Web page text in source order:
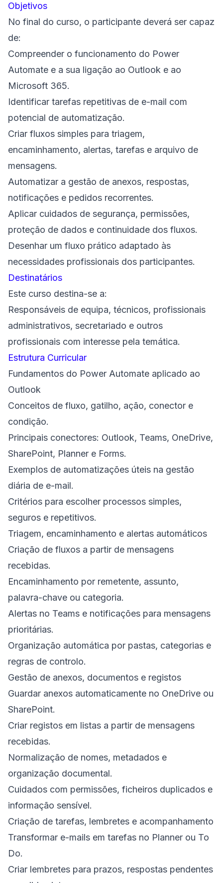
Objetivos
No final do curso, o participante deverá ser capaz
de:
Compreender o funcionamento do Power
Automate e a sua ligação ao Outlook e ao
Microsoft 365.
Identificar tarefas repetitivas de e-mail com
potencial de automatização.
Criar fluxos simples para triagem,
encaminhamento, alertas, tarefas e arquivo de
mensagens.
Automatizar a gestão de anexos, respostas,
notificações e pedidos recorrentes.
Aplicar cuidados de segurança, permissões,
proteção de dados e continuidade dos fluxos.
Desenhar um fluxo prático adaptado às
necessidades profissionais dos participantes.
Destinatários
Este curso destina-se a:
Responsáveis de equipa, técnicos, profissionais
administrativos, secretariado e outros
profissionais com interesse pela temática.
Estrutura Curricular
Fundamentos do Power Automate aplicado ao
Outlook
Conceitos de fluxo, gatilho, ação, conector e
condição.
Principais conectores: Outlook, Teams, OneDrive,
SharePoint, Planner e Forms.
Exemplos de automatizações úteis na gestão
diária de e-mail.
Critérios para escolher processos simples,
seguros e repetitivos.
Triagem, encaminhamento e alertas automáticos
Criação de fluxos a partir de mensagens
recebidas.
Encaminhamento por remetente, assunto,
palavra-chave ou categoria.
Alertas no Teams e notificações para mensagens
prioritárias.
Organização automática por pastas, categorias e
regras de controlo.
Gestão de anexos, documentos e registos
Guardar anexos automaticamente no OneDrive ou
SharePoint.
Criar registos em listas a partir de mensagens
recebidas.
Normalização de nomes, metadados e
organização documental.
Cuidados com permissões, ficheiros duplicados e
informação sensível.
Criação de tarefas, lembretes e acompanhamento
Transformar e-mails em tarefas no Planner ou To
Do.
Criar lembretes para prazos, respostas pendentes